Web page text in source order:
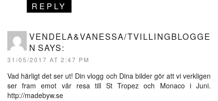
REPLY
VENDELA&VANESSA/TVILLINGBLOGGE
N SAYS:
31/05/2017 AT 2:47 PM
Vad härligt det ser ut! Din vlogg och Dina bilder gör att vi verkligen
ser fram emot vår resa till St Tropez och Monaco i Juni.
http://madebyw.se